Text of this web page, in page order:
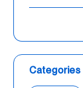
Categories